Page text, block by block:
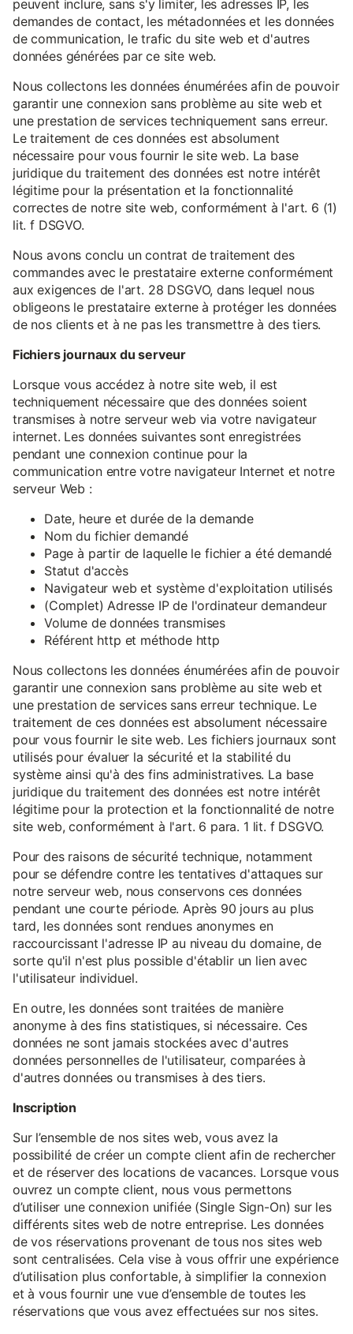
peuvent inclure, sans s'y limiter, les adresses IP, les
demandes de contact, les métadonnées et les données
de communication, le trafic du site web et d'autres
données générées par ce site web.
Nous collectons les données énumérées afin de pouvoir
garantir une connexion sans problème au site web et
une prestation de services techniquement sans erreur.
Le traitement de ces données est absolument
nécessaire pour vous fournir le site web. La base
juridique du traitement des données est notre intérêt
légitime pour la présentation et la fonctionnalité
correctes de notre site web, conformément à l'art. 6 (1)
lit. f DSGVO.
Nous avons conclu un contrat de traitement des
commandes avec le prestataire externe conformément
aux exigences de l'art. 28 DSGVO, dans lequel nous
obligeons le prestataire externe à protéger les données
de nos clients et à ne pas les transmettre à des tiers.
Fichiers journaux du serveur
Lorsque vous accédez à notre site web, il est
techniquement nécessaire que des données soient
transmises à notre serveur web via votre navigateur
internet. Les données suivantes sont enregistrées
pendant une connexion continue pour la
communication entre votre navigateur Internet et notre
serveur Web :
Date, heure et durée de la demande
Nom du fichier demandé
Page à partir de laquelle le fichier a été demandé
Statut d'accès
Navigateur web et système d'exploitation utilisés
(Complet) Adresse IP de l'ordinateur demandeur
Volume de données transmises
Référent http et méthode http
Nous collectons les données énumérées afin de pouvoir
garantir une connexion sans problème au site web et
une prestation de services sans erreur technique. Le
traitement de ces données est absolument nécessaire
pour vous fournir le site web. Les fichiers journaux sont
utilisés pour évaluer la sécurité et la stabilité du
système ainsi qu'à des fins administratives. La base
juridique du traitement des données est notre intérêt
légitime pour la protection et la fonctionnalité de notre
site web, conformément à l'art. 6 para. 1 lit. f DSGVO.
Pour des raisons de sécurité technique, notamment
pour se défendre contre les tentatives d'attaques sur
notre serveur web, nous conservons ces données
pendant une courte période. Après 90 jours au plus
tard, les données sont rendues anonymes en
raccourcissant l'adresse IP au niveau du domaine, de
sorte qu'il n'est plus possible d'établir un lien avec
l'utilisateur individuel.
En outre, les données sont traitées de manière
anonyme à des fins statistiques, si nécessaire. Ces
données ne sont jamais stockées avec d'autres
données personnelles de l'utilisateur, comparées à
d'autres données ou transmises à des tiers.
Inscription
Sur l’ensemble de nos sites web, vous avez la
possibilité de créer un compte client afin de rechercher
et de réserver des locations de vacances. Lorsque vous
ouvrez un compte client, nous vous permettons
d’utiliser une connexion unifiée (Single Sign-On) sur les
différents sites web de notre entreprise. Les données
de vos réservations provenant de tous nos sites web
sont centralisées. Cela vise à vous offrir une expérience
d’utilisation plus confortable, à simplifier la connexion
et à vous fournir une vue d’ensemble de toutes les
réservations que vous avez effectuées sur nos sites.